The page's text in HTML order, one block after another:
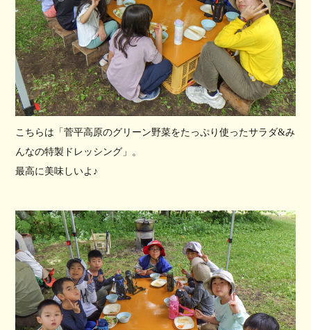
こちらは「菅平高原のグリーン野菜をたっぷり使ったサラダ&み
んなの特製ドレッシング」。
最高に美味しいよ♪